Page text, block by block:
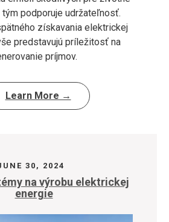
podporuje udržateľnosť.
získavania elektrickej
predstavujú príležitosť na
príjmov.
Learn More →
30, 2024
na výrobu elektrickej
energie